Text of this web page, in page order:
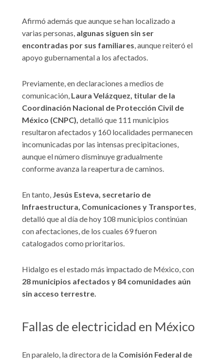
Afirmó además que aunque se han localizado a
varias personas, algunas siguen sin ser
encontradas por sus familiares, aunque reiteró el
apoyo gubernamental a los afectados.
Previamente, en declaraciones a medios de
comunicación, Laura Velázquez, titular de la
Coordinación Nacional de Protección Civil de
México (CNPC), detalló que 111 municipios
resultaron afectados y 160 localidades permanecen
incomunicadas por las intensas precipitaciones,
aunque el número disminuye gradualmente
conforme avanza la reapertura de caminos.
En tanto, Jesús Esteva, secretario de
Infraestructura, Comunicaciones y Transportes,
detalló que al día de hoy 108 municipios continúan
con afectaciones, de los cuales 69 fueron
catalogados como prioritarios.
Hidalgo es el estado más impactado de México, con
28 municipios afectados y 84 comunidades aún
sin acceso terrestre.
Fallas de electricidad en México
En paralelo, la directora de la Comisión Federal de